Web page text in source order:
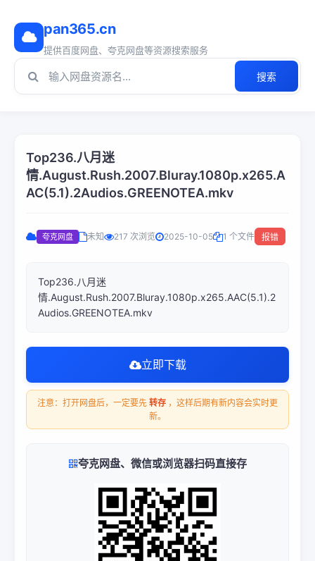
pan365.cn
提供百度网盘、夸克网盘等资源搜索服务
搜索
Top236.八月迷
情.August.Rush.2007.Bluray.1080p.x265.A
AC(5.1).2Audios.GREENOTEA.mkv
夸克网盘 未知 217 次浏览 2025-10-05 1 个文件 报错
Top236.八月迷
情.August.Rush.2007.Bluray.1080p.x265.AAC(5.1).2
Audios.GREENOTEA.mkv
立即下载
注意：打开网盘后，一定要先 转存 ，这样后期有新内容会实时更
新。
夸克网盘、微信或浏览器扫码直接存